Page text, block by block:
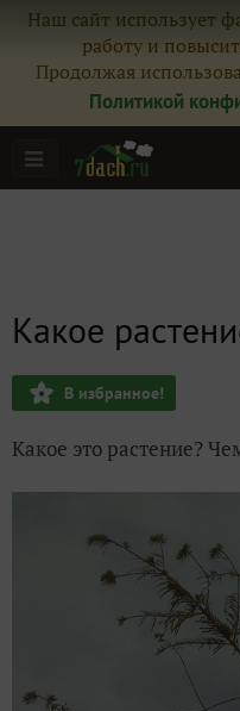
Наш сайт использует
работу и
Продолжая
Политикой
Какое
В избранное!
Какое это растение?